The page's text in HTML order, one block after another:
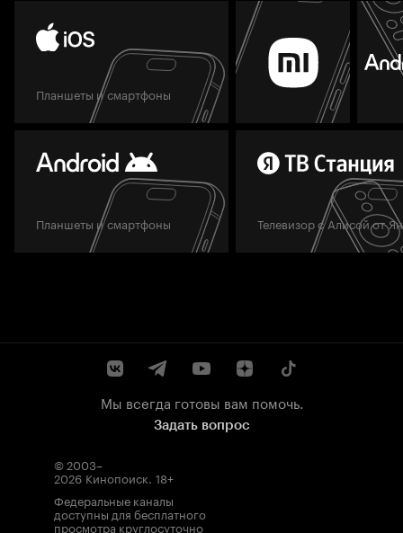
Планшеты и смартфоны
Планшеты и смартфоны Телевизор с Алисой от
Мы всегда готовы вам помочь.
Задать вопрос
© 2003–
2026 Кинопоиск. 18+
Федеральные каналы
доступны для бесплатного
просмотра круглосуточно